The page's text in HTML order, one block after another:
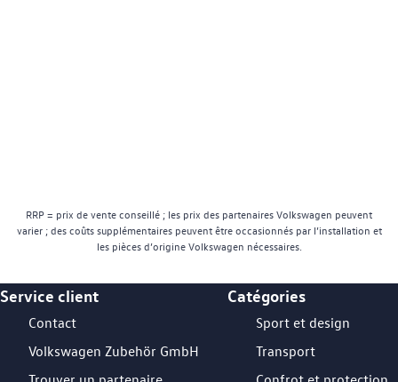
RRP = prix de vente conseillé ; les prix des partenaires Volkswagen peuvent
varier ; des coûts supplémentaires peuvent être occasionnés par l’installation et
les pièces d’origine Volkswagen nécessaires.
Footer Teaser
Service client
Contact
Volkswagen Zubehör GmbH
Catégories
Sport et design
Transport